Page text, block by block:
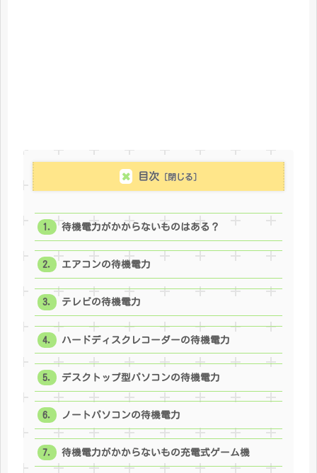
目次
待機電力がかからないものはある？
エアコンの待機電力
テレビの待機電力
ハードディスクレコーダーの待機電力
デスクトップ型パソコンの待機電力
ノートパソコンの待機電力
待機電力がかからないもの充電式ゲーム機